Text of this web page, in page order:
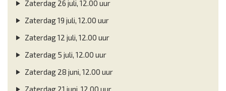
Zaterdag 26 juli, 12.00 uur
Zaterdag 19 juli, 12.00 uur
Zaterdag 12 juli, 12.00 uur
Zaterdag 5 juli, 12.00 uur
Zaterdag 28 juni, 12.00 uur
Zaterdag 21 juni, 12.00 uur